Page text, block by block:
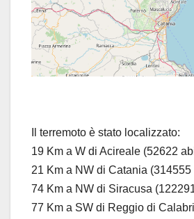
Il terremoto è stato localizzato:
19 Km a W di Acireale (52622
21 Km a NW di Catania (314555
74 Km a NW di Siracusa
77 Km a SW di Reggio di